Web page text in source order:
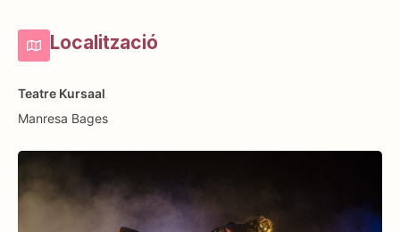
Localització
Teatre Kursaal
Manresa Bages